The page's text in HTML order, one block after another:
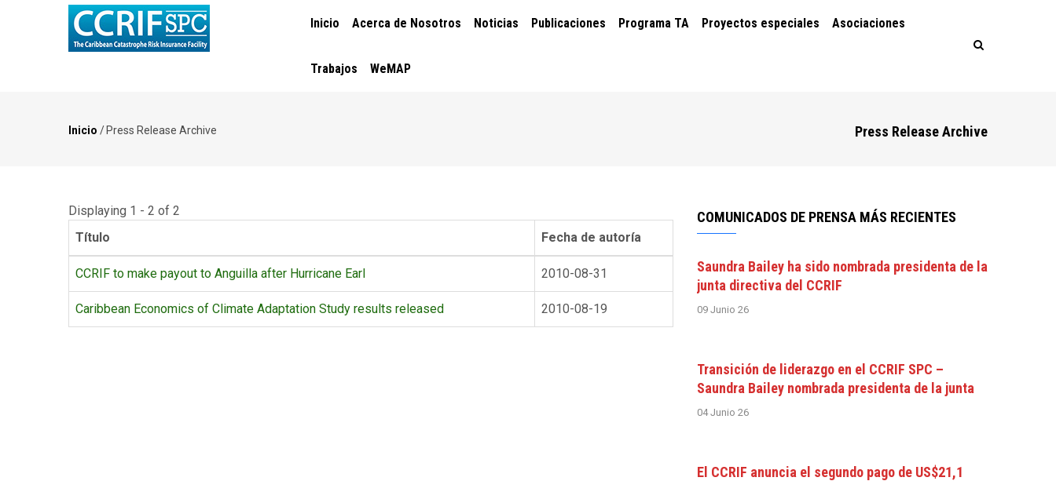
PRINCIPAL
Inicio Acerca de Nosotros Noticias Publicaciones Programa TA Proyectos especiales Asociaciones
Trabajos WeMAP
Press Release Archive
navegación
Inicio / Press Release Archive
Displaying 1 - 2 of 2
Título
Fecha de autoría
CCRIF to make payout to Anguilla after Hurricane Earl 2010-08-31
Caribbean Economics of Climate Adaptation Study results released 2010-08-19
COMUNICADOS DE PRENSA MÁS RECIENTES
Saundra Bailey ha sido nombrada presidenta de la
junta directiva del CCRIF
09 Junio 26
Transición de liderazgo en el CCRIF SPC –
Saundra Bailey nombrada presidenta de la junta
04 Junio 26
El CCRIF anuncia el segundo pago de US$21,1